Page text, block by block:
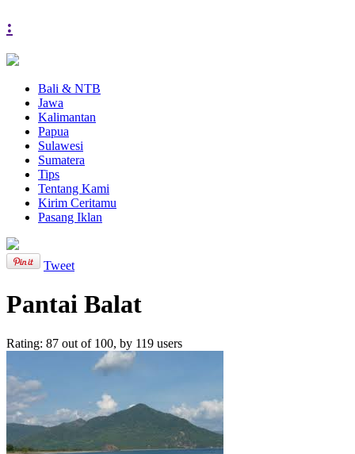
:
Bali & NTB
Jawa
Kalimantan
Papua
Sulawesi
Sumatera
Tips
Tentang Kami
Kirim Ceritamu
Pasang Iklan
Tweet
Pantai Balat
Rating: 87 out of 100, by 119 users